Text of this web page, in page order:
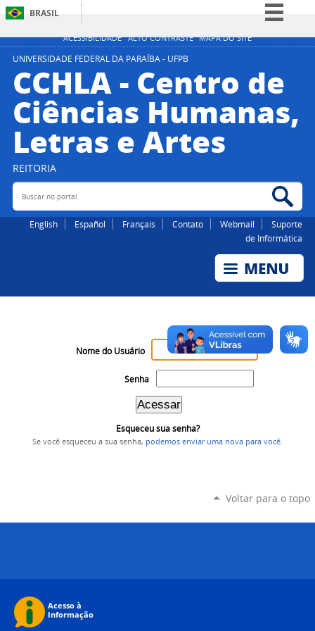
ACESSIBILIDADE ALTO CONTRASTE MAPA DO SITE
BRASIL
Simplifique!
Participe
Legislação
Canais
UNIVERSIDADE FEDERAL DA PARAÍBA - UFPB
CCHLA - Centro de
Ciências Humanas,
Letras e Artes
REITORIA
Buscar no portal
English Español Français Contato Webmail
Suporte
de Informática
Nome do Usuário
Senha
Esqueceu sua senha?
Se você esqueceu a sua senha, podemos enviar uma nova para você
Voltar para o topo